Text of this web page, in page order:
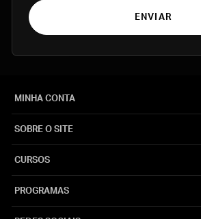
ENVIAR
MINHA CONTA
SOBRE O SITE
CURSOS
PROGRAMAS